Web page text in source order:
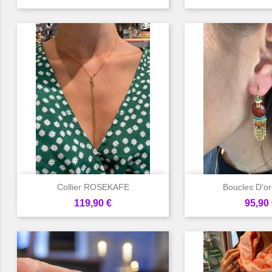
Collier ROSEKAFE
Prix
119,90 €
Aperçu rapide Boucles
Prix
95,90
Aperçu